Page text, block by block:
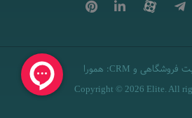
فروشگاهی و CRM
: همورا
Copyright © 2026 Elite. All